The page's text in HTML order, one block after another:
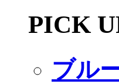
PICK
ブル